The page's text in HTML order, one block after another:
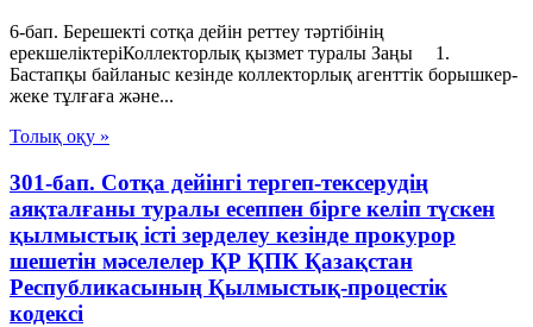
6-бап. Берешекті сотқа дейін реттеу тәртібінің
ерекшеліктеріКоллекторлық қызмет туралы Заңы 1.
Бастапқы байланыс кезінде коллекторлық агенттік борышкер-
жеке тұлғаға және...
Толық оқу »
301-бап. Сотқа дейінгі тергеп-тексерудің
аяқталғаны туралы есеппен бірге келіп түскен
қылмыстық істі зерделеу кезінде прокурор
шешетін мәселелер ҚР ҚПК Қазақстан
Республикасының Қылмыстық-процестік
кодексi